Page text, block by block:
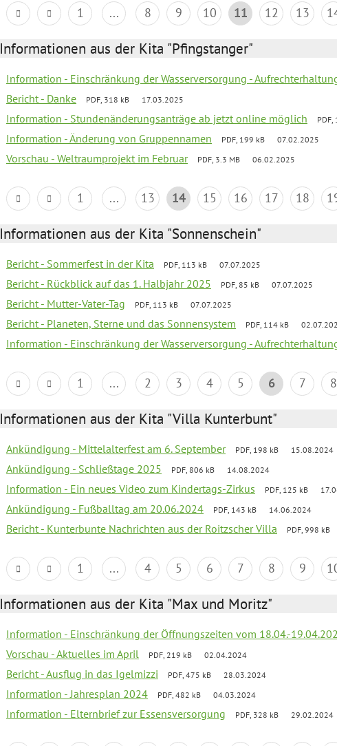
1 ... 8 9 10 11 12 13
Informationen aus der Kita "Pfingstanger"
Information - Einschränkung der Wasserversorgung -
Bericht - Danke PDF, 318 kB 17.03.2025
Information - Stundenänderungsanträge ab jetzt online möglich PDF,
Information - Änderung von Gruppennamen PDF, 199 kB 07.02.2025
Vorschau - Weltraumprojekt im Februar PDF, 3.3 MB 06.02.2025
1 ... 13 14 15 16 17 18
Informationen aus der Kita "Sonnenschein"
Bericht - Sommerfest in der Kita PDF, 113 kB 07.07.2025
Bericht - Rückblick auf das 1. Halbjahr 2025 PDF, 85 kB 07.07.2025
Bericht - Mutter-Vater-Tag PDF, 113 kB 07.07.2025
Bericht - Planeten, Sterne und das Sonnensystem PDF, 114 kB
Information - Einschränkung der Wasserversorgung -
1 ... 2 3 4 5 6 7 8
Informationen aus der Kita "Villa Kunterbunt"
Ankündigung - Mittelalterfest am 6. September PDF, 198 kB 15.08.2024
Ankündigung - Schließtage 2025 PDF, 806 kB 14.08.2024
Information - Ein neues Video zum Kindertags-Zirkus PDF, 125 kB
Ankündigung - Fußballtag am 20.06.2024 PDF, 143 kB 14.06.2024
Bericht - Kunterbunte Nachrichten aus der Roitzscher Villa PDF, 998 kB
1 ... 4 5 6 7 8 9
Informationen aus der Kita "Max und Moritz"
Information - Einschränkung der Öffnungszeiten vom 18.04.-
Vorschau - Aktuelles im April PDF, 219 kB 02.04.2024
Bericht - Ausflug in das Igelmizzi PDF, 475 kB 28.03.2024
Information - Jahresplan 2024 PDF, 482 kB 04.03.2024
Information - Elternbrief zur Essensversorgung PDF, 328 kB 29.02.2024